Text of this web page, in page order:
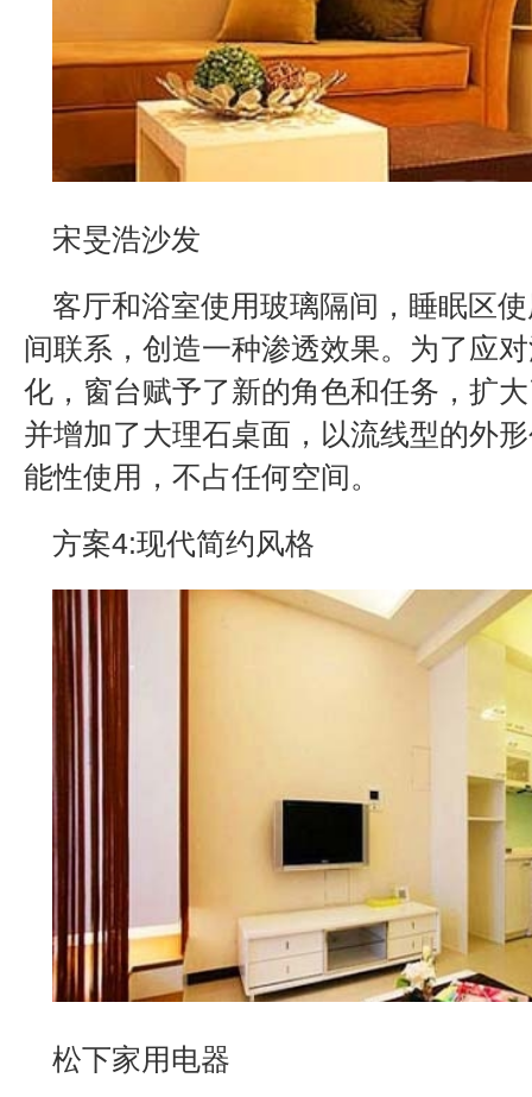
宋旻浩沙发
客厅和浴室使用玻璃隔间，睡眠区
间联系，创造一种渗透效果。为了应
化，窗台赋予了新的角色和任务，扩
并增加了大理石桌面，以流线型的外
能性使用，不占任何空间。
方案4:现代简约风格
松下家用电器